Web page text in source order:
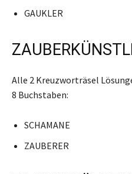
GAUKLER
Alle 2 Kreuzworträsel
8 Buchstaben:
SCHAMANE
ZAUBERER